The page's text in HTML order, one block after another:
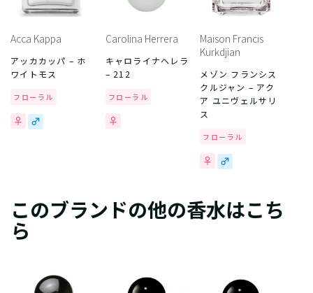
Acca Kappa
アッカカッパ – ホ
ワイトモス
フローラル
Carolina Herrera
キャロライナヘレラ
– 212
フローラル
Maison Francis
Kurkdjian
メゾン フランシス
クルジャン – アク
ア ユニヴェルサリ
ス
フローラル
このブランドの他の香水はこち
ら